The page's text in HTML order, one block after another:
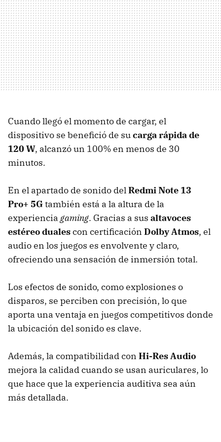
Cuando llegó el momento de cargar, el
dispositivo se benefició de sucarga rápida de
120 W, alcanzó un 100% en menos de 30
minutos.
En el apartado de sonido delRedmi Note 13
Pro+ 5Gtambién está a la altura de la
experiencia gaming. Gracias a sus altavoces
estéreo dualescon certificación Dolby Atmos, el
audio en los juegos es envolvente y claro,
ofreciendo una sensación de inmersión total.
Los efectos de sonido, como explosiones o
disparos, se perciben con precisión, lo que
aporta una ventaja en juegos competitivos donde
la ubicación del sonido es clave.
Además, la compatibilidad con Hi-Res Audio
mejora la calidad cuando se usan auriculares, lo
que hace que la experiencia auditiva sea aún
más detallada.